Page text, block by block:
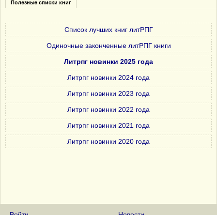
Полезные списки книг
Список лучших книг литРПГ
Одиночные законченные литРПГ книги
Литрпг новинки 2025 года
Литрпг новинки 2024 года
Литрпг новинки 2023 года
Литрпг новинки 2022 года
Литрпг новинки 2021 года
Литрпг новинки 2020 года